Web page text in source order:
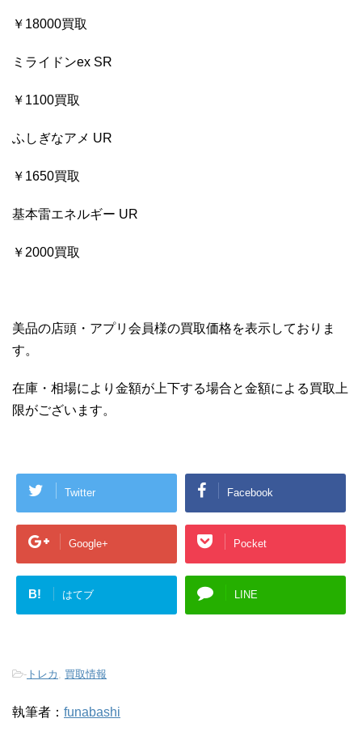
￥18000買取
ミライドンex SR
￥1100買取
ふしぎなアメ UR
￥1650買取
基本雷エネルギー UR
￥2000買取
美品の店頭・アプリ会員様の買取価格を表示しておりま
す。
在庫・相場により金額が上下する場合と金額による買取上
限がございます。
Twitter Facebook
Google+ Pocket
B! はてブ LINE
- トレカ 買取情報
執筆者： funabashi